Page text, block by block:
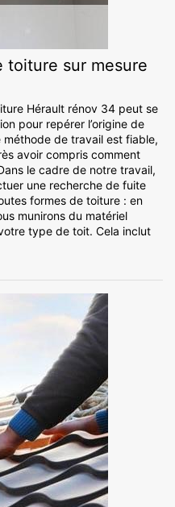
toiture sur mesure
Hérault rénov 34 peut se
pour repérer l’origine de
de travail est fiable,
avoir compris comment
le cadre de notre travail,
une recherche de fuite
formes de toiture : en
munirons du matériel
type de toit. Cela inclut